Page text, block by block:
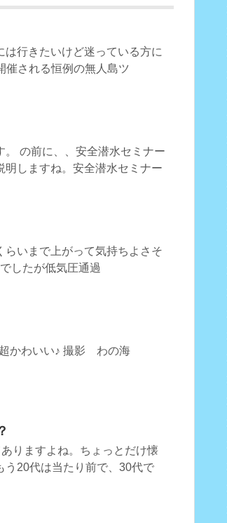
行きたいけど迷っている方に
催される恒例の無人島ツ
の前に、、安全潜水セミナー
明しますね。安全潜水セミナー
いまで上がって気持ちよさそ
したが低気圧通過
かわいい♪ 撮影 わの海
りますよね。ちょっとだけ懐
う20代は当たり前で、30代で